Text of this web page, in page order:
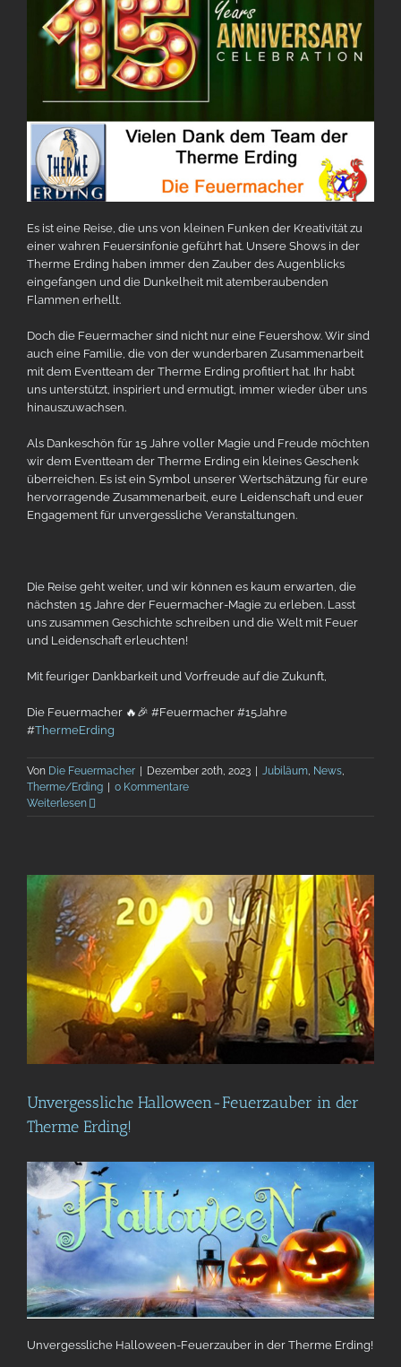
Es ist eine Reise, die uns von kleinen Funken der Kreativität zu
einer wahren Feuersinfonie geführt hat. Unsere Shows in der
Therme Erding haben immer den Zauber des Augenblicks
eingefangen und die Dunkelheit mit atemberaubenden
Flammen erhellt.
Doch die Feuermacher sind nicht nur eine Feuershow. Wir sind
auch eine Familie, die von der wunderbaren Zusammenarbeit
mit dem Eventteam der Therme Erding profitiert hat. Ihr habt
uns unterstützt, inspiriert und ermutigt, immer wieder über uns
hinauszuwachsen.
Als Dankeschön für 15 Jahre voller Magie und Freude möchten
wir dem Eventteam der Therme Erding ein kleines Geschenk
überreichen. Es ist ein Symbol unserer Wertschätzung für eure
hervorragende Zusammenarbeit, eure Leidenschaft und euer
Engagement für unvergessliche Veranstaltungen.
Die Reise geht weiter, und wir können es kaum erwarten, die
nächsten 15 Jahre der Feuermacher-Magie zu erleben. Lasst
uns zusammen Geschichte schreiben und die Welt mit Feuer
und Leidenschaft erleuchten!
Mit feuriger Dankbarkeit und Vorfreude auf die Zukunft,
Die Feuermacher 🔥🎉 #Feuermacher #15Jahre
#ThermeErding
Von Die Feuermacher Dezember 20th, 2023 Jubiläum, News,
Therme/Erding
0 Kommentare
Weiterlesen
Unvergessliche Halloween-Feuerzauber in der
Therme Erding!
Unvergessliche Halloween-Feuerzauber in der Therme Erding!